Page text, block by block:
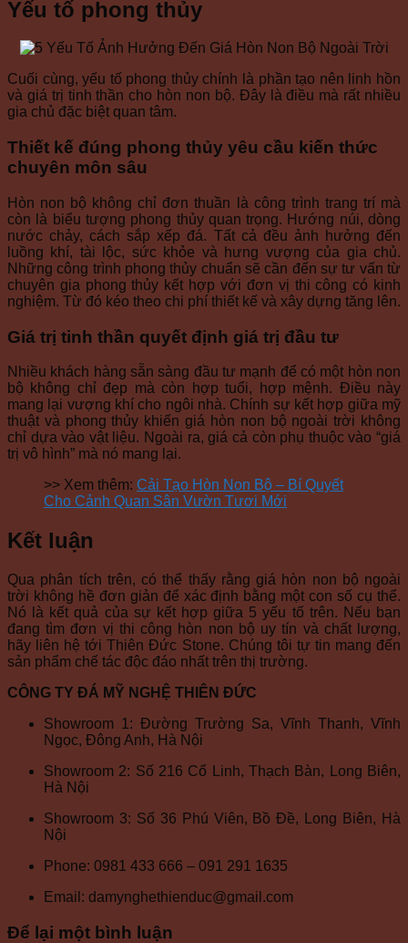
Yếu tố phong thủy
Cuối cùng, yếu tố phong thủy chính là phần tạo nên linh hồn
và giá trị tinh thần cho hòn non bộ. Đây là điều mà rất nhiều
gia chủ đặc biệt quan tâm.
Thiết kế đúng phong thủy yêu cầu kiến thức
chuyên môn sâu
Hòn non bộ không chỉ đơn thuần là công trình trang trí mà
còn là biểu tượng phong thủy quan trọng. Hướng núi, dòng
nước chảy, cách sắp xếp đá. Tất cả đều ảnh hưởng đến
luồng khí, tài lộc, sức khỏe và hưng vượng của gia chủ.
Những công trình phong thủy chuẩn sẽ cần đến sự tư vấn từ
chuyên gia phong thủy kết hợp với đơn vị thi công có kinh
nghiệm. Từ đó kéo theo chi phí thiết kế và xây dựng tăng lên.
Giá trị tinh thần quyết định giá trị đầu tư
Nhiều khách hàng sẵn sàng đầu tư mạnh để có một hòn non
bộ không chỉ đẹp mà còn hợp tuổi, hợp mệnh. Điều này
mang lại vượng khí cho ngôi nhà. Chính sự kết hợp giữa mỹ
thuật và phong thủy khiến giá hòn non bộ ngoài trời không
chỉ dựa vào vật liệu. Ngoài ra, giá cả còn phụ thuộc vào “giá
trị vô hình” mà nó mang lại.
>> Xem thêm: Cải Tạo Hòn Non Bộ – Bí Quyết
Cho Cảnh Quan Sân Vườn Tươi Mới
Kết luận
Qua phân tích trên, có thể thấy rằng giá hòn non bộ ngoài
trời không hề đơn giản để xác định bằng một con số cụ thể.
Nó là kết quả của sự kết hợp giữa 5 yếu tố trên. Nếu bạn
đang tìm đơn vị thi công hòn non bộ uy tín và chất lượng,
hãy liên hệ tới Thiên Đức Stone. Chúng tôi tự tin mang đến
sản phẩm chế tác độc đáo nhất trên thị trường.
CÔNG TY ĐÁ MỸ NGHỆ THIÊN ĐỨC
Showroom 1: Đường Trường Sa, Vĩnh Thanh, Vĩnh
Ngọc, Đông Anh, Hà Nội
Showroom 2: Số 216 Cổ Linh, Thạch Bàn, Long Biên,
Hà Nội
Showroom 3: Số 36 Phú Viên, Bồ Đề, Long Biên, Hà
Nội
Phone: 0981 433 666 – 091 291 1635
Email: damynghethienduc@gmail.com
Để lại một bình luận